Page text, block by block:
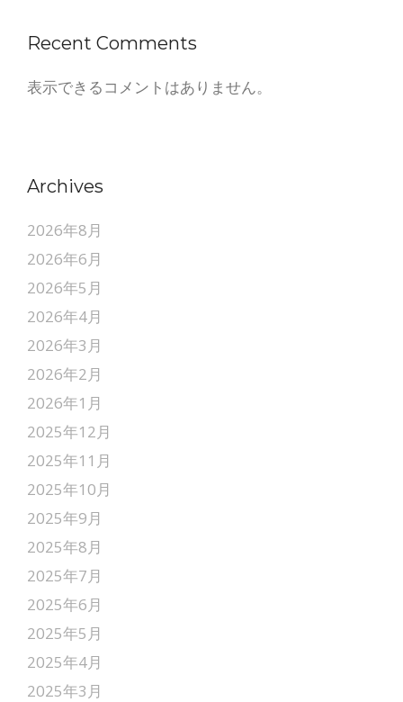
Recent Comments
表示できるコメントはありません。
Archives
2026年8月
2026年6月
2026年5月
2026年4月
2026年3月
2026年2月
2026年1月
2025年12月
2025年11月
2025年10月
2025年9月
2025年8月
2025年7月
2025年6月
2025年5月
2025年4月
2025年3月